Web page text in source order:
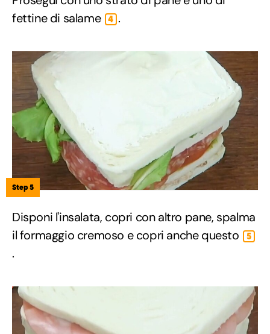
fettine di salame
4 .
Step 5
Disponi l'insalata, copri con altro pane, spalma
il formaggio cremoso e copri anche questo
5
.